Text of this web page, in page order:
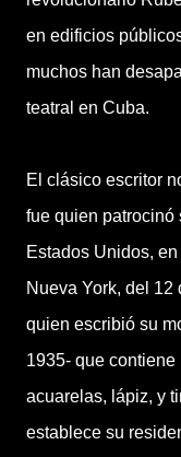
en edificios
muchos han
teatral en Cuba.
El clásico escritor
fue quien patrocinó
Estados Unidos,
Nueva York, del 12
quien escribió su
1935- que
acuarelas, lápiz, y
establece su